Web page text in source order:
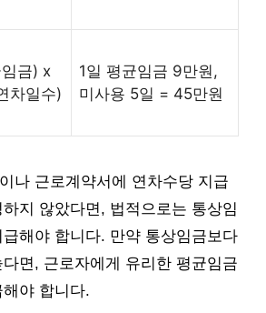
금) x
차일수)
1일 평균임금 9만원,
미사용 5일 = 45만원
나 근로계약서에 연차수당 지급
지 않았다면, 법적으로는 통상임
해야 합니다. 만약 통상임금보다
면, 근로자에게 유리한 평균임금
야 합니다.